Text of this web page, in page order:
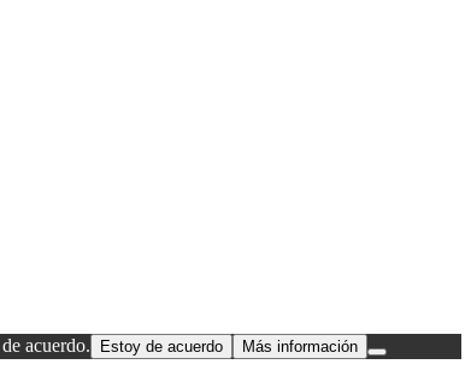
acuerdo.
Estoy de acuerdo Más información